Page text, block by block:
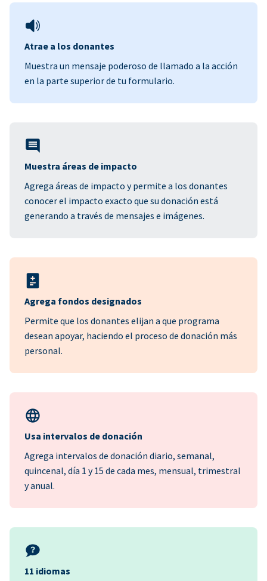
Atrae a los donantes
Muestra un mensaje poderoso de llamado a la acción
en la parte superior de tu formulario.
Muestra áreas de impacto
Agrega áreas de impacto y permite a los donantes
conocer el impacto exacto que su donación está
generando a través de mensajes e imágenes.
Agrega fondos designados
Permite que los donantes elijan a que programa
desean apoyar, haciendo el proceso de donación más
personal.
Usa intervalos de donación
Agrega intervalos de donación diario, semanal,
quincenal, día 1 y 15 de cada mes, mensual, trimestral
y anual.
11 idiomas